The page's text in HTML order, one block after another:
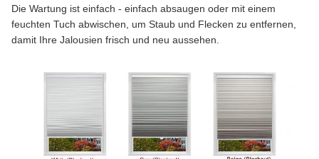
Die Wartung ist einfach - einfach absaugen oder mit einem
feuchten Tuch abwischen, um Staub und Flecken zu entfernen,
damit Ihre Jalousien frisch und neu aussehen.